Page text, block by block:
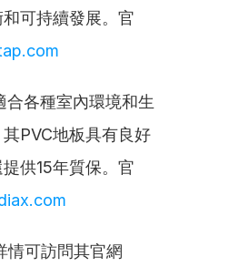
可持續發展。官
合各種室內環境和生
PVC地板具有良好
供15年質保。官